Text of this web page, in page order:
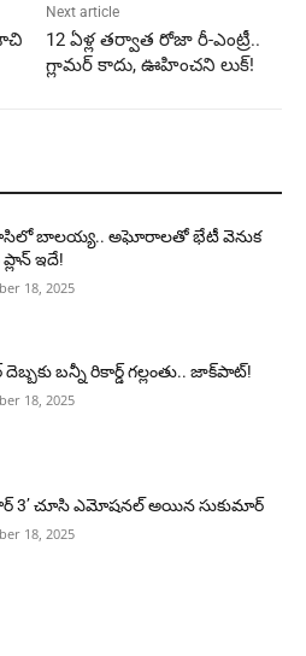
Next article
12 ఏళ్ల తర్వాత రోజా రీ-ఎంట్రీ..
గ్లామర్ కాదు, ఊహించని లుక్!
బాలయ్య.. అఘోరాలతో భేటీ వెనుక
ఇదే!
18, 2025
బన్నీ రికార్డ్ గల్లంతు.. జాక్‌పాట్!
18, 2025
3’ చూసి ఎమోషనల్ అయిన సుకుమార్
18, 2025